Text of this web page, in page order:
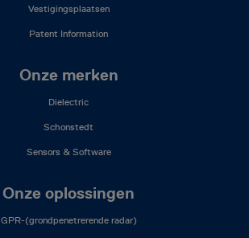
Vestigingsplaatsen
Patent Information
Onze merken
Dielectric
Schonstedt
Sensors & Software
Onze oplossingen
GPR-(grondpenetrerende radar)